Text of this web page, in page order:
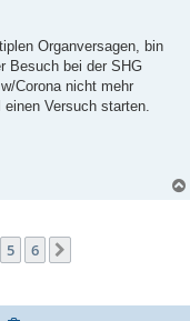
Organversagen, bin
Besuch bei der SHG
Corona nicht mehr
Versuch starten.
5 6